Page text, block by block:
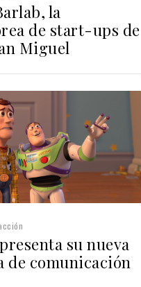
la
de start-ups de
Miguel
su nueva
de comunicación